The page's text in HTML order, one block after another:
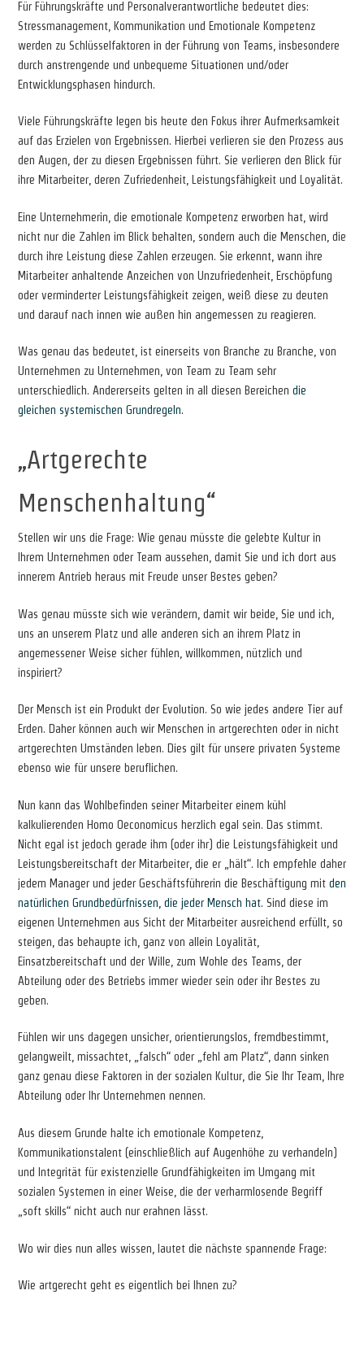
Für Führungskräfte und Personalverantwortliche bedeutet dies:
Stressmanagement, Kommunikation und Emotionale Kompetenz
werden zu Schlüsselfaktoren in der Führung von Teams, insbesondere
durch anstrengende und unbequeme Situationen und/oder
Entwicklungsphasen hindurch.
Viele Führungskräfte legen bis heute den Fokus ihrer Aufmerksamkeit
auf das Erzielen von Ergebnissen. Hierbei verlieren sie den Prozess aus
den Augen, der zu diesen Ergebnissen führt. Sie verlieren den Blick für
ihre Mitarbeiter, deren Zufriedenheit, Leistungsfähigkeit und Loyalität.
Eine Unternehmerin, die emotionale Kompetenz erworben hat, wird
nicht nur die Zahlen im Blick behalten, sondern auch die Menschen, die
durch ihre Leistung diese Zahlen erzeugen. Sie erkennt, wann ihre
Mitarbeiter anhaltende Anzeichen von Unzufriedenheit, Erschöpfung
oder verminderter Leistungsfähigkeit zeigen, weiß diese zu deuten
und darauf nach innen wie außen hin angemessen zu reagieren.
Was genau das bedeutet, ist einerseits von Branche zu Branche, von
Unternehmen zu Unternehmen, von Team zu Team sehr
unterschiedlich. Andererseits gelten in all diesen Bereichen die
gleichen systemischen Grundregeln.
„Artgerechte
Menschenhaltung“
Stellen wir uns die Frage: Wie genau müsste die gelebte Kultur in
Ihrem Unternehmen oder Team aussehen, damit Sie und ich dort aus
innerem Antrieb heraus mit Freude unser Bestes geben?
Was genau müsste sich wie verändern, damit wir beide, Sie und ich,
uns an unserem Platz und alle anderen sich an ihrem Platz in
angemessener Weise sicher fühlen, willkommen, nützlich und
inspiriert?
Der Mensch ist ein Produkt der Evolution. So wie jedes andere Tier auf
Erden. Daher können auch wir Menschen in artgerechten oder in nicht
artgerechten Umständen leben. Dies gilt für unsere privaten Systeme
ebenso wie für unsere beruflichen.
Nun kann das Wohlbefinden seiner Mitarbeiter einem kühl
kalkulierenden Homo Oeconomicus herzlich egal sein. Das stimmt.
Nicht egal ist jedoch gerade ihm (oder ihr) die Leistungsfähigkeit und
Leistungsbereitschaft der Mitarbeiter, die er „hält“. Ich empfehle daher
jedem Manager und jeder Geschäftsführerin die Beschäftigung mit den
natürlichen Grundbedürfnissen, die jeder Mensch hat. Sind diese im
eigenen Unternehmen aus Sicht der Mitarbeiter ausreichend erfüllt, so
steigen, das behaupte ich, ganz von allein Loyalität,
Einsatzbereitschaft und der Wille, zum Wohle des Teams, der
Abteilung oder des Betriebs immer wieder sein oder ihr Bestes zu
geben.
Fühlen wir uns dagegen unsicher, orientierungslos, fremdbestimmt,
gelangweilt, missachtet, „falsch“ oder „fehl am Platz“, dann sinken
ganz genau diese Faktoren in der sozialen Kultur, die Sie Ihr Team, Ihre
Abteilung oder Ihr Unternehmen nennen.
Aus diesem Grunde halte ich emotionale Kompetenz,
Kommunikationstalent (einschließlich auf Augenhöhe zu verhandeln)
und Integrität für existenzielle Grundfähigkeiten im Umgang mit
sozialen Systemen in einer Weise, die der verharmlosende Begriff
„soft skills“ nicht auch nur erahnen lässt.
Wo wir dies nun alles wissen, lautet die nächste spannende Frage:
Wie artgerecht geht es eigentlich bei Ihnen zu?